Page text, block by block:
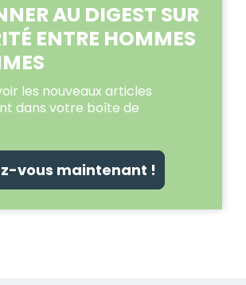
AU DIGEST SUR
ENTRE HOMMES
les nouveaux articles
dans votre boîte de
vous maintenant !